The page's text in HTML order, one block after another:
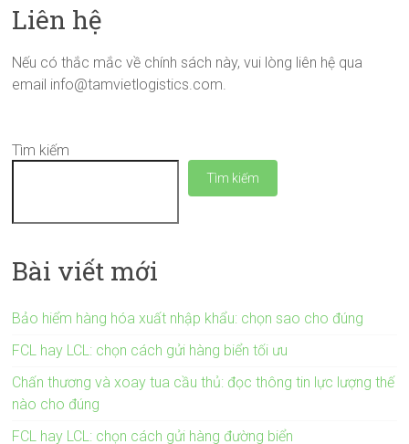
Liên hệ
Nếu có thắc mắc về chính sách này, vui lòng liên hệ qua
email info@tamvietlogistics.com.
Tìm kiếm
Tìm kiếm
Bài viết mới
Bảo hiểm hàng hóa xuất nhập khẩu: chọn sao cho đúng
FCL hay LCL: chọn cách gửi hàng biển tối ưu
Chấn thương và xoay tua cầu thủ: đọc thông tin lực lượng thế
nào cho đúng
FCL hay LCL: chọn cách gửi hàng đường biển